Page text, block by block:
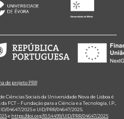
de projeto PRR
Ciências Sociais da Universidade Nova de Lisboa é
FCT – Fundação para a Ciência e a Tecnologia, I.P.,
04647/2025 e UID/PRR/04647/2025.
e https://doi.org/10.54499/UID/PRR/04647/2025